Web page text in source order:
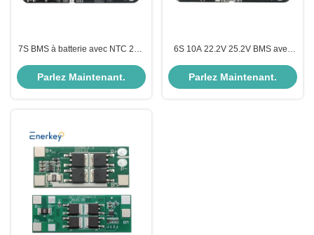
7S BMS à batterie avec NTC 24V
pour le stockage d'énergie de la
Parlez Maintenant.
6S 10A 22.2V 25.2V BMS avec
BMS/UPS Inverter/Inverter BMS
Parlez Maintenant.